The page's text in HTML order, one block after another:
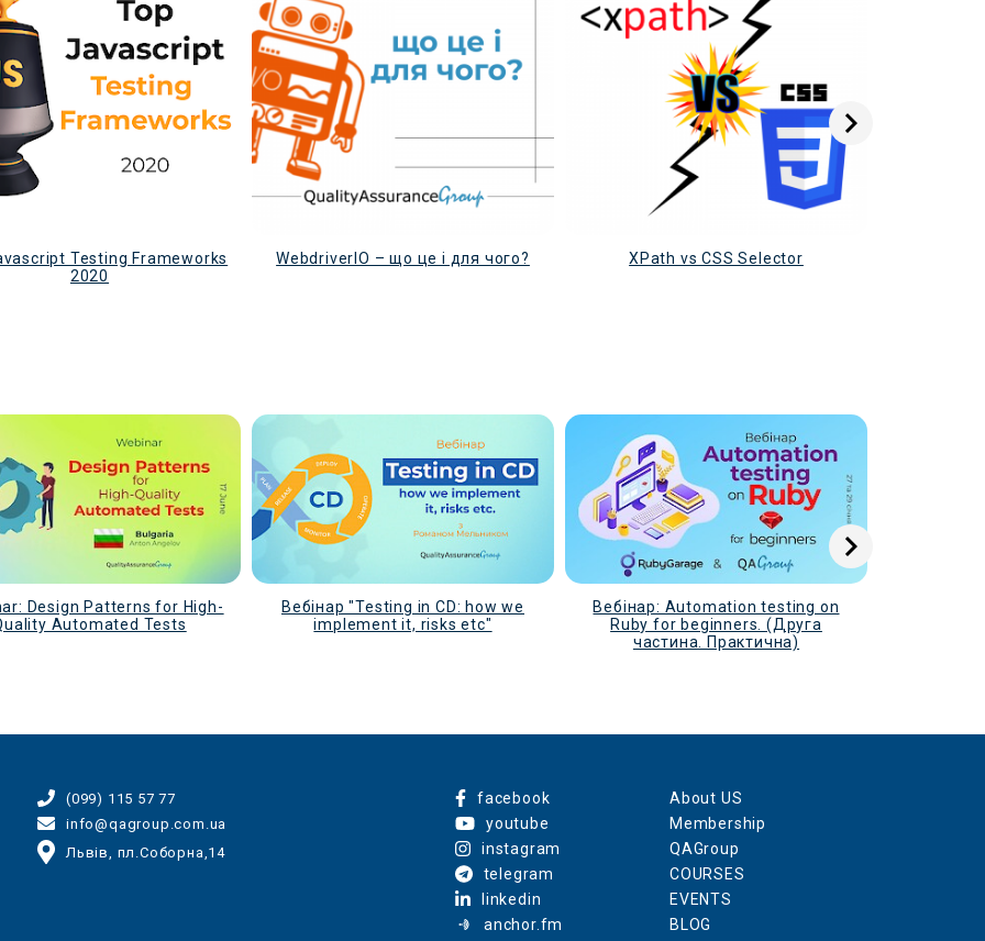
Testing Frameworks
2020
WebdriverIO – що це і для чого? XPath vs CSS Selector
Design Patterns for High-
Automated Tests
Вебінар "Testing in CD: how we
implement it, risks etc"
Вебінар: Automation testing on
Ruby for beginners. (Друга
частина. Практична)
(099) 115 57 77
info@qagroup.com.ua
Львів, пл.Соборна,14
facebook
youtube
instagram
telegram
linkedin
anchor.fm
About US
Membership
QAGroup
COURSES
EVENTS
BLOG